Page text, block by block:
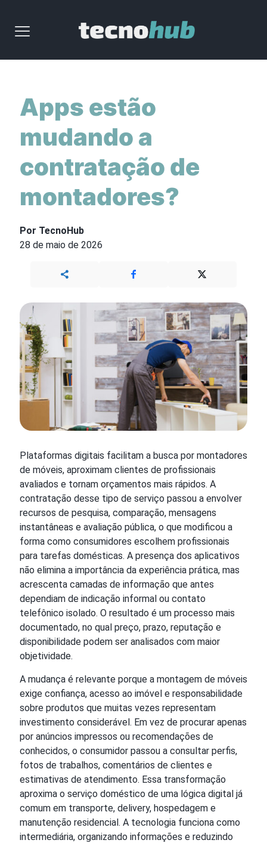
Apps estão
mudando a
contratação de
montadores?
Por TecnoHub
28 de maio de 2026
Plataformas digitais facilitam a busca por montadores
de móveis, aproximam clientes de profissionais
avaliados e tornam orçamentos mais rápidos. A
contratação desse tipo de serviço passou a envolver
recursos de pesquisa, comparação, mensagens
instantâneas e avaliação pública, o que modificou a
forma como consumidores escolhem profissionais
para tarefas domésticas. A presença dos aplicativos
não elimina a importância da experiência prática, mas
acrescenta camadas de informação que antes
dependiam de indicação informal ou contato
telefônico isolado. O resultado é um processo mais
documentado, no qual preço, prazo, reputação e
disponibilidade podem ser analisados com maior
objetividade.
A mudança é relevante porque a montagem de móveis
exige confiança, acesso ao imóvel e responsabilidade
sobre produtos que muitas vezes representam
investimento considerável. Em vez de procurar apenas
por anúncios impressos ou recomendações de
conhecidos, o consumidor passou a consultar perfis,
fotos de trabalhos, comentários de clientes e
estimativas de atendimento. Essa transformação
aproxima o serviço doméstico de uma lógica digital já
comum em transporte, delivery, hospedagem e
manutenção residencial. A tecnologia funciona como
intermediária, organizando informações e reduzindo